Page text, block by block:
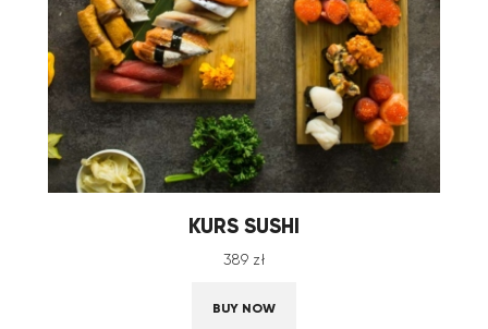
KURS SUSHI
389 zł
BUY NOW